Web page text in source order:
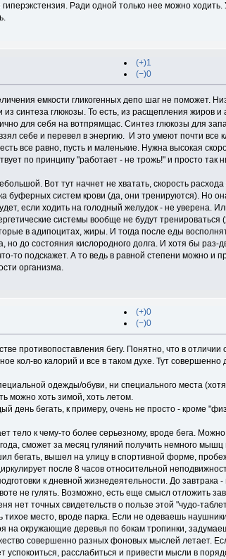
Ради одной только нее можно
(+)1
(−)0
емкости гликогенных депо шаг не поможет.
из синтеза глюкозы. То есть, из расщепления жиров
для себя на вотпрямщас. Синтез глюкозы для
себе и перевел в энергию. И это умеют почти все
все равно, пусть и маленькие. Нужна высокая
по принципу "работает - не трожь!" и просто так
Вот тут начнет не хватать, скорость
буферных систем крови (да, они тренируются). Но
если ходить на голодный желудок - не уверена.
системы вообще не будут
в адипоцитах, жиры. И тогда после еды
но до состояния кислородного долга. И хотя бы раз-
то подскажет. А то ведь в равной степени можно и
организма.
(+)0
(−)0
противопоставления бегу. Понятно, что в
кол-во калорий и все в таком духе. Тут
одежды/обуви, ни специального места
можно хоть зимой, хоть летом.
день бегать, к примеру, очень не просто - кроме
тело к чему-то более серьезному, вроде бега.
сможет за месяц гуляний получить немного мышц
бегать, вышел на улицу в спортивной форме,
после 8 часов относительной
к дневной жизнедеятельности. До завтрака
не гулять. Возможно, есть еще смысл отложить
нет точных свидетельств о пользе этой "чудо-
тихое место, вроде парка. Если не одеваешь
на окружающие деревья по бокам тропинки,
совершенно разных фоновых мыслей летает.
успокоиться, расслабиться и привести мысли в